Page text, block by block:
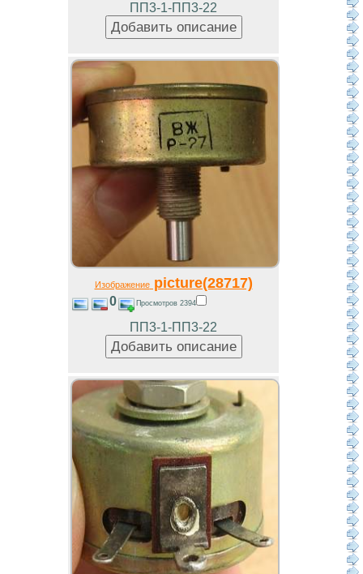
ПП3-1-ПП3-22
Изображениеpicture(28717)
0 Просмотров 2394
ПП3-1-ПП3-22